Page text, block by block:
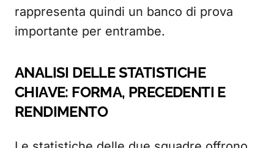
rappresenta quindi un banco di prova
importante per entrambe.
ANALISI DELLE STATISTICHE
CHIAVE: FORMA, PRECEDENTI E
RENDIMENTO